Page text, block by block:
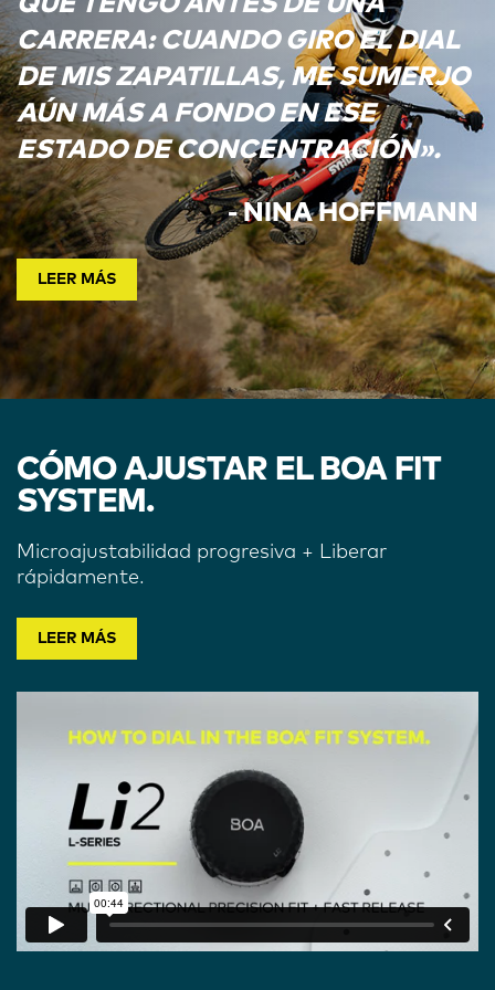
CARRERA: CUANDO GIRO EL DIAL
DE MIS ZAPATILLAS, ME SUMERJO
AÚN MÁS A FONDO EN ESE
ESTADO DE CONCENTRACIÓN».
- NINA HOFFMANN
LEER MÁS
CÓMO AJUSTAR EL BOA FIT
SYSTEM.
Microajustabilidad progresiva + Liberar
rápidamente.
LEER MÁS